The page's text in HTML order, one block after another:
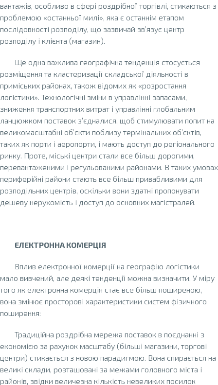
вантажів, особливо в сфері роздрібної торгівлі, стикаються з
проблемою «останньої милі», яка є останнім етапом
послідовності розподілу, що зазвичай зв’язує центр
розподілу і клієнта (магазин).
Ще одна важлива географічна тенденція стосується
розміщення та кластеризації складської діяльності в
приміських районах, також відомих як «розростання
логістики». Технологічні зміни в управлінні запасами,
зниження транспортних витрат і управлінні глобальним
ланцюжком поставок з’єдналися, щоб стимулювати попит на
великомасштабні об’єкти поблизу термінальних об’єктів,
таких як порти і аеропорти, і мають доступ до регіонального
ринку. Проте, міські центри стали все більш дорогими,
перевантаженими і регульованими районами. В таких умовах
периферійні райони стають все більш привабливими для
розподільних центрів, оскільки вони здатні пропонувати
дешеву нерухомість і доступ до основних магістралей.
ЕЛЕКТРОННА КОМЕРЦІЯ
Вплив електронної комерції на географію логістики
мало вивчений, але деякі тенденції можна визначити. У міру
того як електронна комерція стає все більш поширеною,
вона змінює просторові характеристики систем фізичного
поширення:
Традиційна роздрібна мережа поставок в поєднанні з
економією за рахунок масштабу (більші магазини, торгові
центри) стикається з новою парадигмою. Вона спирається на
великі склади, розташовані за межами головного міста і
районів, звідки величезна кількість невеликих посилок